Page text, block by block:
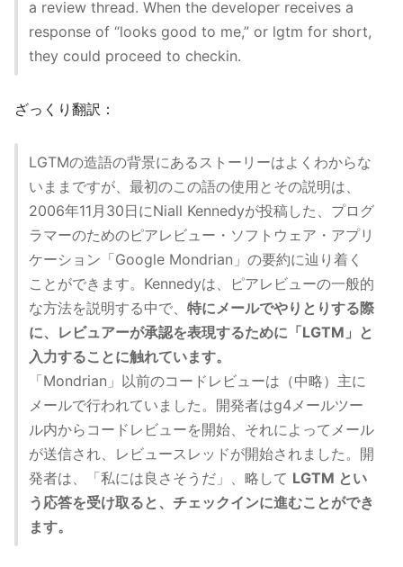
a review thread. When the developer receives a
response of “looks good to me,” or lgtm for short,
they could proceed to checkin.
ざっくり翻訳：
LGTMの造語の背景にあるストーリーはよくわからな
いままですが、最初のこの語の使用とその説明は、
2006年11月30日にNiall Kennedyが投稿した、プログ
ラマーのためのピアレビュー・ソフトウェア・アプリ
ケーション「Google Mondrian」の要約に辿り着く
ことができます。Kennedyは、ピアレビューの一般的
な方法を説明する中で、 特にメールでやりとりする際
に、レビュアーが承認を表現するために「LGTM」と
入力することに触れています。
「Mondrian」以前のコードレビューは（中略）主に
メールで行われていました。開発者はg4メールツー
ル内からコードレビューを開始、それによってメール
が送信され、レビュースレッドが開始されました。開
発者は、「私には良さそうだ」、略して LGTM とい
う応答を受け取ると、チェックインに進むことができ
ます。